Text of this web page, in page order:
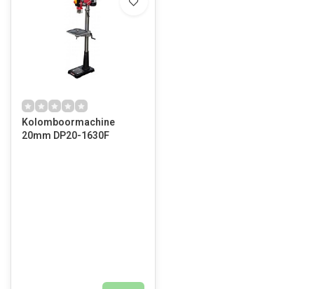
Kolomboormachine
20mm DP20-1630F